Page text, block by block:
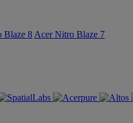
Blaze 8 Acer Nitro Blaze 7